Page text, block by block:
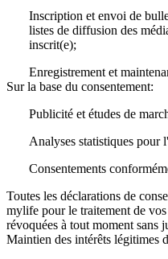
Inscription et envoi de
listes de diffusion des
inscrit(e);
Enregistrement et
Sur la base du consentement:
Publicité et études de
Analyses statistiques pour
Consentements
Toutes les déclarations de
mylife pour le traitement de
révoquées à tout moment sans
Maintien des intérêts légitimes